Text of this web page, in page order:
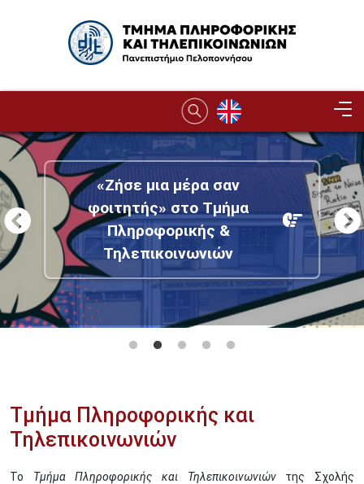
Image
«Ζήσε μια μέρα σαν
φοιτητής» στο Τμήμα
Πληροφορικής &
Τηλεπικοινωνιών
Τμήμα Πληροφορικής και
Τηλεπικοινωνιών
Το Τμήμα Πληροφορικής και Τηλεπικοινωνιώντης Σχολής